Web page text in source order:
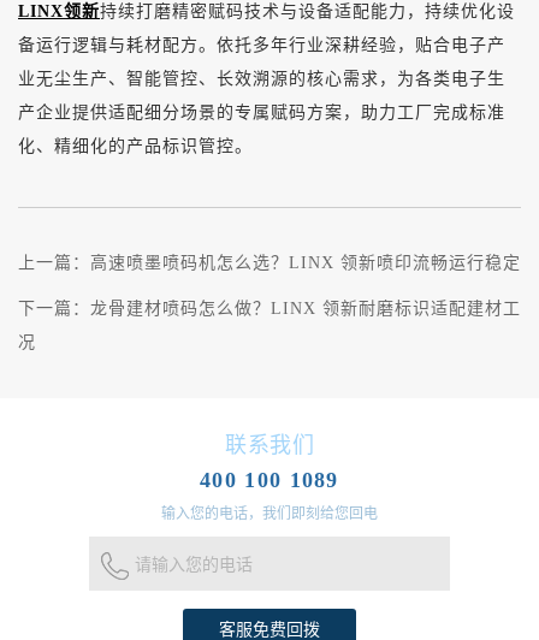
LINX领新持续打磨精密赋码技术与设备适配能力，持续优化设
备运行逻辑与耗材配方。依托多年行业深耕经验，贴合电子产
业无尘生产、智能管控、长效溯源的核心需求，为各类电子生
产企业提供适配细分场景的专属赋码方案，助力工厂完成标准
化、精细化的产品标识管控。
上一篇： 高速喷墨喷码机怎么选？LINX 领新喷印流畅运行稳定
下一篇： 龙骨建材喷码怎么做？LINX 领新耐磨标识适配建材工
况
联系我们
400 100 1089
输入您的电话，我们即刻给您回电
请输入您的电话